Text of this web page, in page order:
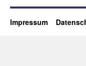
Impressum